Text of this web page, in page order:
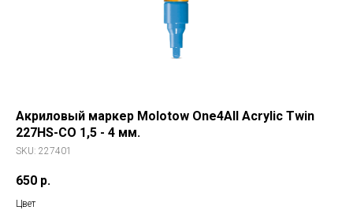
Акриловый маркер Molotow One4All Acrylic Twin
227HS-CO 1,5 - 4 мм.
SKU: 227401
650 р.
Цвет